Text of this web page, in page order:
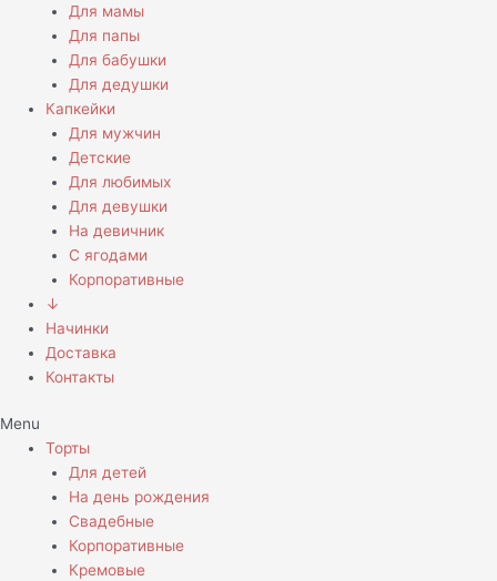
Для мамы
Для папы
Для бабушки
Для дедушки
Капкейки
Для мужчин
Детские
Для любимых
Для девушки
На девичник
С ягодами
Корпоративные
↓
Начинки
Доставка
Контакты
Menu
Торты
Для детей
На день рождения
Свадебные
Корпоративные
Кремовые